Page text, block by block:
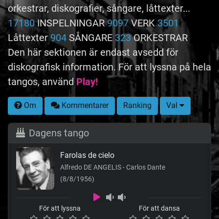
orkestrar, diskografier, sångare, låttexter...
17180INSPELNINGAR9097VERK3501
Låttexter904 SÅNGARE 323ORKESTRAR
Den här sektionen är endast avsedd för
diskografisk information. För att lyssna på hela
tangos, använd Play!
Om Kommentarer Ranking Val
Dagens tango
Farolas de cielo
Alfredo DE ANGELIS - Carlos Dante
(8/8/1956)
För att lyssna För att dansa